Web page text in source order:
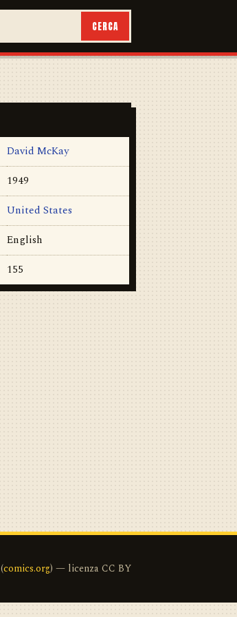
CERCA
David McKay
1949
United States
English
155
(comics.org) — licenza CC BY